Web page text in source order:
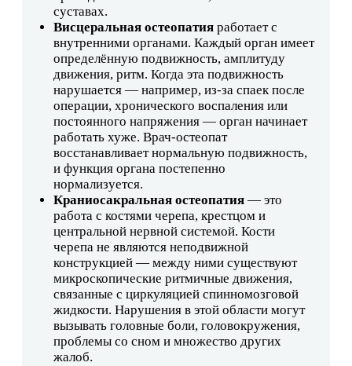
суставах.
Висцеральная остеопатия работает с
внутренними органами. Каждый орган имеет
определённую подвижность, амплитуду
движения, ритм. Когда эта подвижность
нарушается — например, из-за спаек после
операции, хронического воспаления или
постоянного напряжения — орган начинает
работать хуже. Врач-остеопат
восстанавливает нормальную подвижность,
и функция органа постепенно
нормализуется.
Краниосакральная остеопатия — это
работа с костями черепа, крестцом и
центральной нервной системой. Кости
черепа не являются неподвижной
конструкцией — между ними существуют
микроскопические ритмичные движения,
связанные с циркуляцией спинномозговой
жидкости. Нарушения в этой области могут
вызывать головные боли, головокружения,
проблемы со сном и множество других
жалоб.